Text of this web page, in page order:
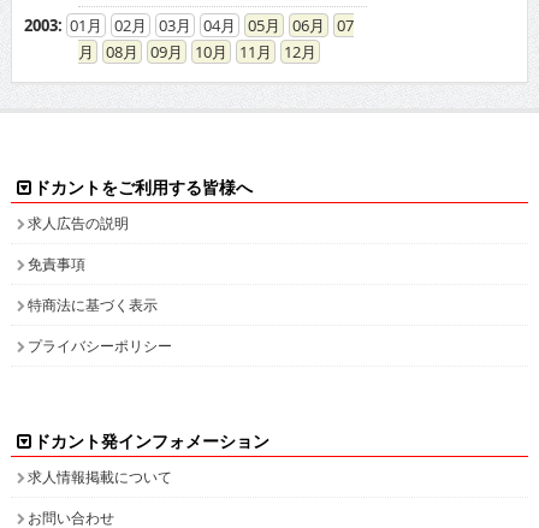
2003: 01 02 03 04 05 06
07
08
09 10 11 12
ドカントをご利用する皆様へ
求人広告の説明
免責事項
特商法に基づく表示
プライバシーポリシー
ドカント発インフォメーション
求人情報掲載について
お問い合わせ